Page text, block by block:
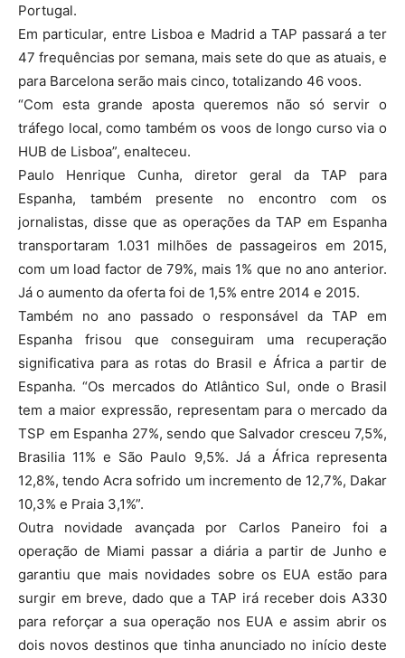
Portugal.
Em particular, entre Lisboa e Madrid a TAP passará a ter
47 frequências por semana, mais sete do que as atuais, e
para Barcelona serão mais cinco, totalizando 46 voos.
“Com esta grande aposta queremos não só servir o
tráfego local, como também os voos de longo curso via o
HUB de Lisboa”, enalteceu.
Paulo Henrique Cunha, diretor geral da TAP para
Espanha, também presente no encontro com os
jornalistas, disse que as operações da TAP em Espanha
transportaram 1.031 milhões de passageiros em 2015,
com um load factor de 79%, mais 1% que no ano anterior.
Já o aumento da oferta foi de 1,5% entre 2014 e 2015.
Também no ano passado o responsável da TAP em
Espanha frisou que conseguiram uma recuperação
significativa para as rotas do Brasil e África a partir de
Espanha. “Os mercados do Atlântico Sul, onde o Brasil
tem a maior expressão, representam para o mercado da
TSP em Espanha 27%, sendo que Salvador cresceu 7,5%,
Brasilia 11% e São Paulo 9,5%. Já a África representa
12,8%, tendo Acra sofrido um incremento de 12,7%, Dakar
10,3% e Praia 3,1%”.
Outra novidade avançada por Carlos Paneiro foi a
operação de Miami passar a diária a partir de Junho e
garantiu que mais novidades sobre os EUA estão para
surgir em breve, dado que a TAP irá receber dois A330
para reforçar a sua operação nos EUA e assim abrir os
dois novos destinos que tinha anunciado no início deste